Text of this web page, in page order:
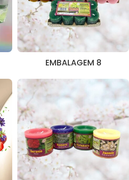
EMBALAGEM 8